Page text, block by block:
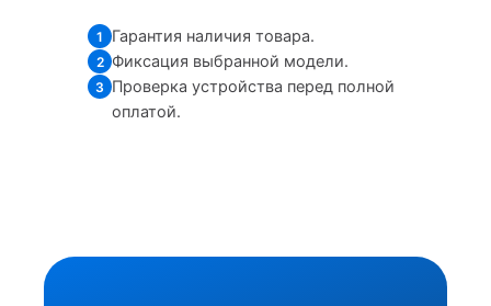
1 Гарантия наличия товара.
2 Фиксация выбранной модели.
3 Проверка устройства перед полной
оплатой.